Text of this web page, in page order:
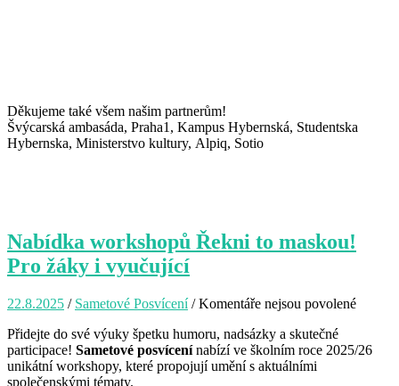
Děkujeme také všem našim partnerům!
Švýcarská ambasáda, Praha1, Kampus Hybernská, Studentska
Hybernska, Ministerstvo kultury, Alpiq, Sotio
Nabídka workshopů Řekni to maskou!
Pro žáky i vyučující
22.8.2025 / Sametové Posvícení /Komentáře nejsou povolené
názvem
Přidejte do své výuky špetku humoru, nadsázky a skutečné
participace! Sametové posvícenínabízí ve školním roce 2025/26
unikátní workshopy, které propojují umění s aktuálními
společenskými tématy.